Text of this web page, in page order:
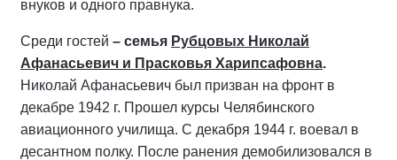
внуков и одного правнука.
Среди гостей – семья Рубцовых Николай
Афанасьевич и Прасковья Харипсафовна.
Николай Афанасьевич был призван на фронт в
декабре 1942 г. Прошел курсы Челябинского
авиационного училища. С декабря 1944 г. воевал в
десантном полку. После ранения демобилизовался в